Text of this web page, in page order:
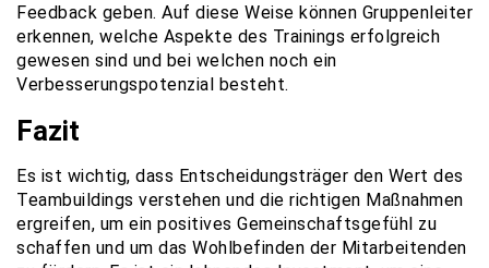
Feedback geben. Auf diese Weise können Gruppenleiter
erkennen, welche Aspekte des Trainings erfolgreich
gewesen sind und bei welchen noch ein
Verbesserungspotenzial besteht.
Fazit
Es ist wichtig, dass Entscheidungsträger den Wert des
Teambuildings verstehen und die richtigen Maßnahmen
ergreifen, um ein positives Gemeinschaftsgefühl zu
schaffen und um das Wohlbefinden der Mitarbeitenden